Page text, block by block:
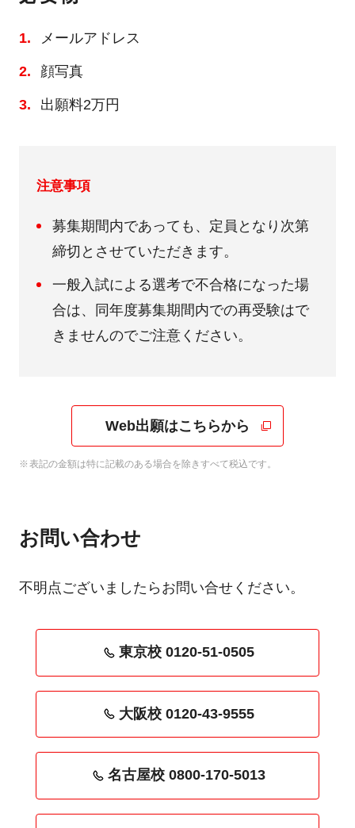
メールアドレス
顔写真
出願料2万円
注意事項
募集期間内であっても、定員となり次第
締切とさせていただきます。
一般入試による選考で不合格になった場
合は、同年度募集期間内での再受験はで
きませんのでご注意ください。
Web出願はこちらから
表記の金額は特に記載のある場合を除きすべて税込です。
お問い合わせ
不明点ございましたらお問い合せください。
東京校 0120-51-0505
大阪校 0120-43-9555
名古屋校 0800-170-5013